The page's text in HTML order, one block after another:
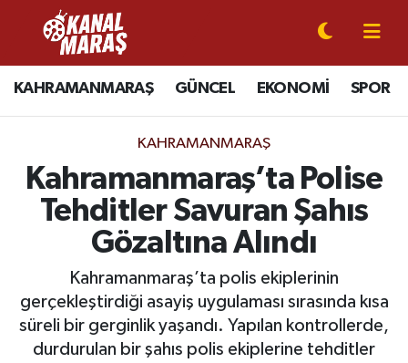
KAHRAMANMARAŞ GÜNCEL EKONOMİ SPOR
KAHRAMANMARAŞ
Kahramanmaraş’ta Polise
Tehditler Savuran Şahıs
Gözaltına Alındı
Kahramanmaraş’ta polis ekiplerinin
gerçekleştirdiği asayiş uygulaması sırasında kısa
süreli bir gerginlik yaşandı. Yapılan kontrollerde,
durdurulan bir şahıs polis ekiplerine tehditler
CANLI YAYIN
KAHRAMANMARAŞ
SPOR
SİYASET
EKONOMİ
GÜNDEM
Kahramanmaraş Nöbetçi Eczaneler
Kahramanmaraş Hava Durumu
Kahramanmaraş Trafik Yoğunluk Haritası
Süper Lig Puan Durumu ve Fikstür
Tüm Manşetler
Son Dakika Haberleri